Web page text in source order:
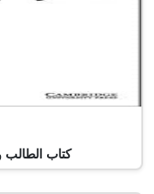
كتاب الطالب